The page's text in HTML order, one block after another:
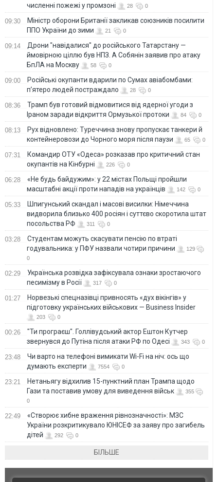
численні пожежі у промзоні
28 0
09:30
Міністр оборони Британії закликав союзників посилити
ППО України до зими
21 0
09:14
Дрони "навідалися" до російського Татарстану —
ймовірною ціллю був НПЗ. А Собянін заявив про атаку
БпЛА на Москву
58 0
09:00
Російські окупанти вдарили по Сумах авіабомбами:
п’ятеро людей постраждало
28 0
08:36
Трамп був готовий відмовитися від ядерної угоди з
Іраном заради відкриття Ормузької протоки
84 0
08:13
Рух відновлено: Туреччина знову пропускає танкери й
контейнеровози до Чорного моря після паузи
65 0
07:31
Командир ОТУ «Одеса» розказав про критичний стан
окупантів на Кінбурні
226 0
06:28
«Не будь байдужим»: у 22 містах Польщі пройшли
масштабні акції проти нападів на українців
142 0
05:33
Шпигунський скандал і масові висилки: Німеччина
видворила близько 400 росіян і суттєво скоротила штат
посольства РФ
311 0
03:28
Студентам можуть скасувати пенсію по втраті
годувальника: у ПФУ назвали чотири причини
129
0
02:29
Українська розвідка зафіксувала ознаки зростаючого
песимізму в Росії
317 0
01:27
Норвезькі спецназівці привносять «дух вікінгів» у
підготовку українських військових — Business Insider
203 0
00:26
"Ти програєш". Голлівудський актор Ештон Кутчер
звернувся до Путіна після атаки РФ по Одесі
343 0
23:48
Чи варто на телефонi вимикати Wi-Fi на ніч: ось що
думають експерти
7554 0
23:21
Нетаньягу відхилив 15-пунктний план Трампа щодо
Гази та поставив умову для виведення військ
355
0
22:49
«Створює хибне враження рівнозначності»: МЗС
України розкритикувало ЮНІСЕФ за заяву про загибель
дітей
292 0
БІЛЬШЕ